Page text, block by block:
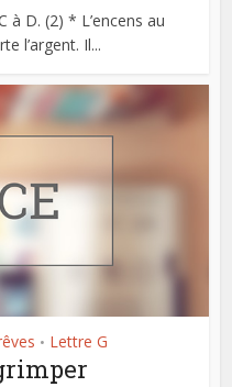
à D. (2) * L’encens au
l’argent. Il...
• Lettre G